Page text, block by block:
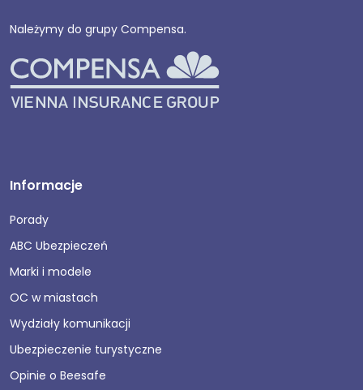
Należymy do grupy Compensa.
Informacje
Porady
ABC Ubezpieczeń
Marki i modele
OC w miastach
Wydziały komunikacji
Ubezpieczenie turystyczne
Opinie o Beesafe